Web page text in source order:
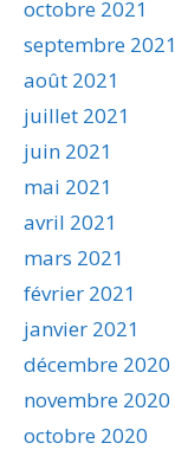
octobre 2021
septembre 2021
août 2021
juillet 2021
juin 2021
mai 2021
avril 2021
mars 2021
février 2021
janvier 2021
décembre 2020
novembre 2020
octobre 2020